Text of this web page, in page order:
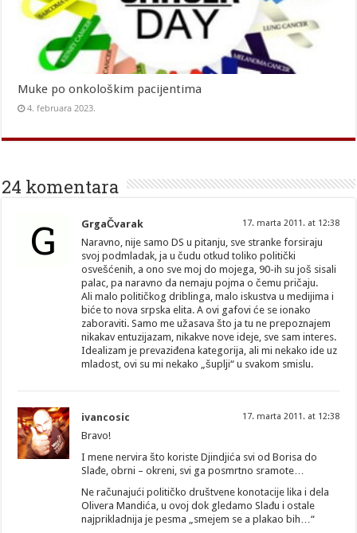
Muke po onkološkim pacijentima
4. februara 2023.
24 komentara
G GrgaČvarak 17. marta 2011. at 12:38
Naravno, nije samo DS u pitanju, sve stranke forsiraju
svoj podmladak, ja u čudu otkud toliko politički
osvešćenih, a ono sve moj do mojega, 90-ih su još sisali
palac, pa naravno da nemaju pojma o čemu pričaju.
Ali malo političkog driblinga, malo iskustva u medijima i
biće to nova srpska elita. A ovi gafovi će se ionako
zaboraviti. Samo me užasava što ja tu ne prepoznajem
nikakav entuzijazam, nikakve nove ideje, sve sam interes.
Idealizam je prevaziđena kategorija, ali mi nekako ide uz
mladost, ovi su mi nekako „šuplji“ u svakom smislu.
ivancosic 17. marta 2011. at 12:38
Bravo!
I mene nervira što koriste Djindjića svi od Borisa do
Slađe, obrni – okreni, svi ga posmrtno sramote…
Ne računajući političko društvene konotacije lika i dela
Olivera Mandića, u ovoj dok gledamo Slađu i ostale
najprikladnija je pesma „smejem se a plakao bih…“